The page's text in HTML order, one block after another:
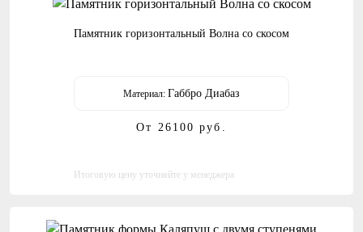
Памятник горизонтальный Волна со скосом
Материал: Габбро Диабаз
От 26100 руб.
Итоговую цену уточняйте у менеджера